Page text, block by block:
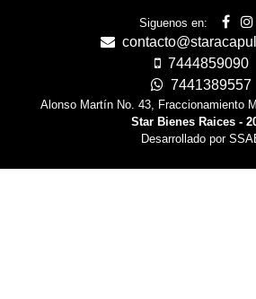
Siguenos en:
7444859090
7441389557
Alonso Martín No. 43, Fraccionamiento
Star Bienes Raices -
Desarrollado por